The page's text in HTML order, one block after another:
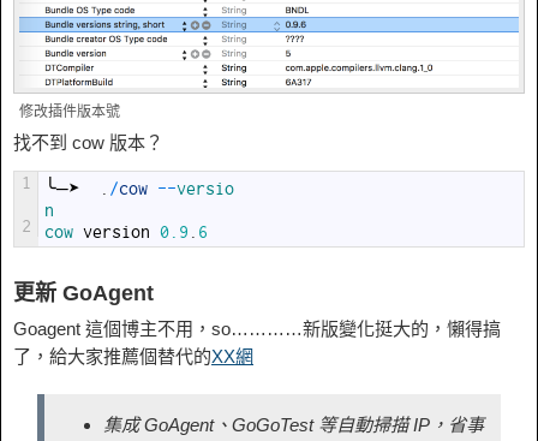
修改插件版本號
找不到 cow 版本？
1
2
╰─➤ /cow --versio
cow version 0.9 6
更新 GoAgent
Goagent 這個博主不用，so…………新版變化挺大的，懶得搞
了，給大家推薦個替代的XX網
集成 GoAgent、GoGoTest 等自動掃描 IP，省事